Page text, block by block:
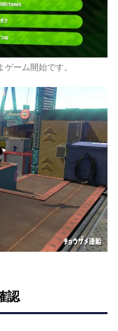
ーム開始です。
認